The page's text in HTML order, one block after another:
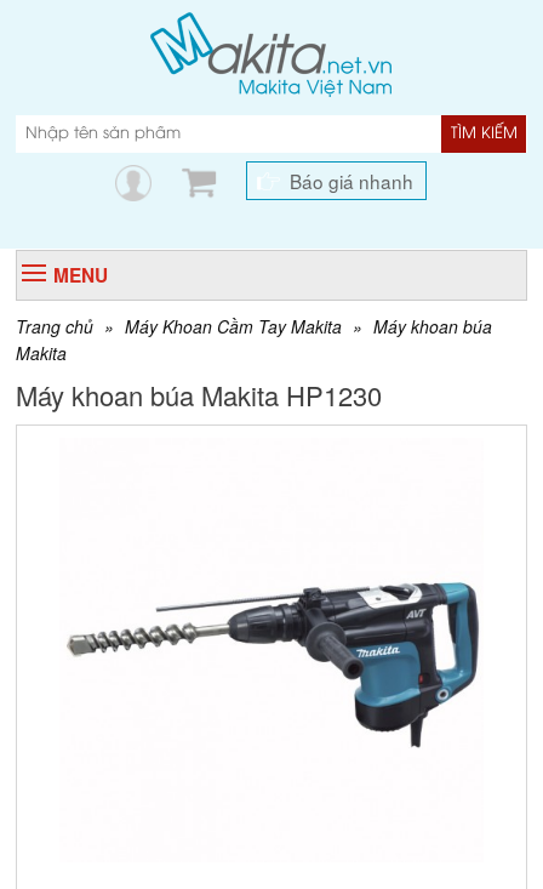
TÌM KIẾM
Báo giá nhanh
MENU
Trang chủ » Máy Khoan Cầm Tay Makita » Máy khoan búa
Makita
Máy khoan búa Makita HP1230